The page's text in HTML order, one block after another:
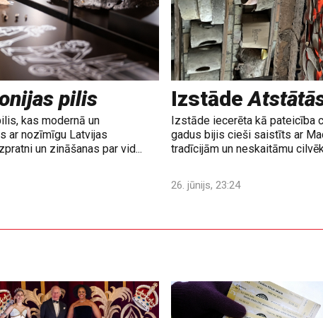
pilis
kas modernā un
ar nozīmīgu Latvijas
un zināšanas par vid...
Izstāde
Izstāde iecerēta kā pateicība
gadus bijis cieši saistīts ar
tradīcijām un neskaitāmu
26. jūnijs, 23:24